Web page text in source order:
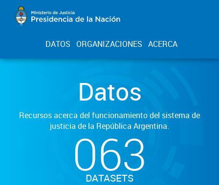
DATOS ORGANIZACIONES ACERCA
Datos
Recursos acerca del funcionamiento del sistema de
justicia de la República Argentina.
063
DATASETS